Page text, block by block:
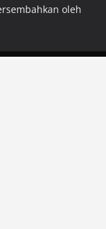
oleh